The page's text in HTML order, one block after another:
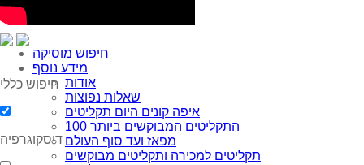
חיפוש מוסיקה
מידע נוסף
אודות
שאלות נפוצות
איפה קונים היום תקליטים
100 התקליטים המבוקשים ביותר
מפאז ועד סוף העולם
תקליטים למכירה ותקליטים מבוקשים
חיפוש כללי
דיסקוגרפיה